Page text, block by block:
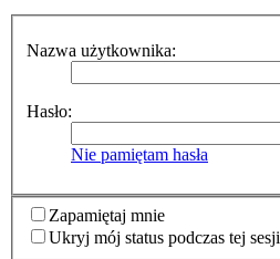
Nazwa użytkownika:
Hasło:
Nie pamiętam hasła
Zapamiętaj mnie
Ukryj mój status podczas tej sesji